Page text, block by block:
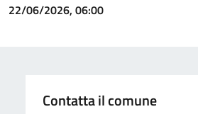
22/06/2026, 06:00
Contatta il comune